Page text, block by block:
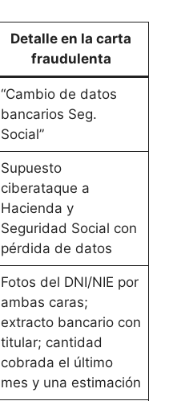
Detalle en la carta
fraudulenta
“Cambio de datos
bancarios Seg.
Social”
Supuesto
ciberataque a
Hacienda y
Seguridad Social con
pérdida de datos
Fotos del DNI/NIE por
ambas caras;
extracto bancario con
titular; cantidad
cobrada el último
mes y una estimación